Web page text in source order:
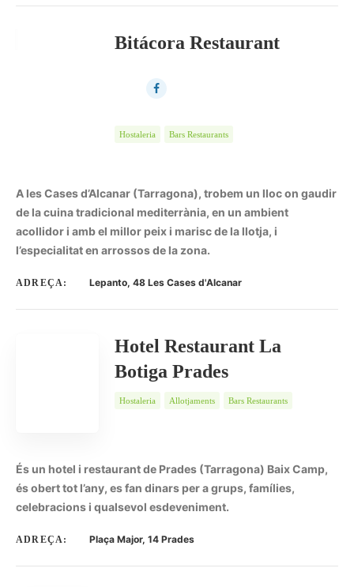
Bitácora Restaurant
Hostaleria Bars Restaurants
A les Cases d’Alcanar (Tarragona), trobem un lloc on gaudir
de la cuina tradicional mediterrània, en un ambient
acollidor i amb el millor peix i marisc de la llotja, i
l’especialitat en arrossos de la zona.
ADREÇA: Lepanto, 48 Les Cases d'Alcanar
Hotel Restaurant La
Botiga Prades
Hostaleria Allotjaments Bars Restaurants
És un hotel i restaurant de Prades (Tarragona) Baix Camp,
és obert tot l’any, es fan dinars per a grups, famílies,
celebracions i qualsevol esdeveniment.
ADREÇA: Plaça Major, 14 Prades